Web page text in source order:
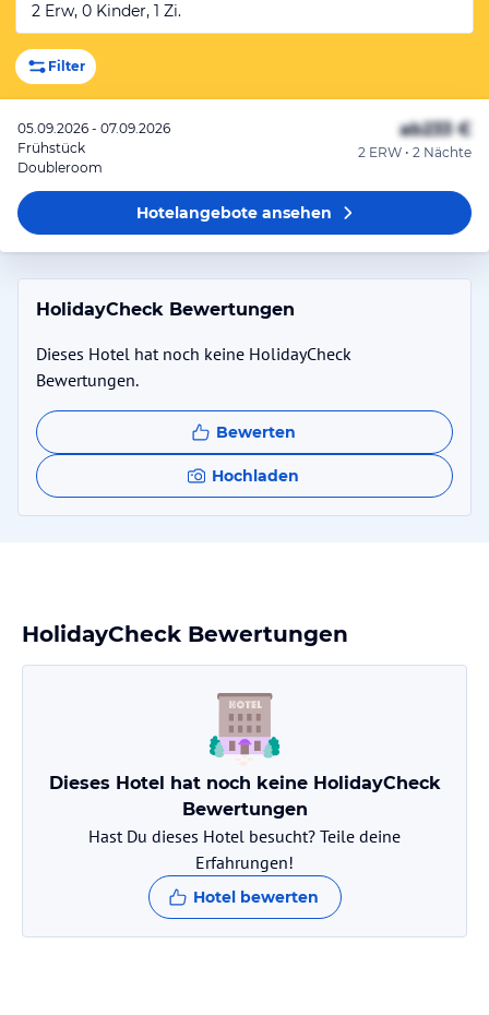
2 Erw, 0 Kinder, 1 Zi.
Filter
05.09.2026 - 07.09.2026
Frühstück
Doubleroom
ab233 €
2 ERW • 2 Nächte
Hotelangeboteansehen
HolidayCheck Bewertungen
Dieses Hotel hat noch keine HolidayCheck
Bewertungen.
Bewerten
Hochladen
HolidayCheck Bewertungen
Dieses Hotel hat noch keine HolidayCheck
Bewertungen
Hast Du dieses Hotel besucht? Teile deine
Erfahrungen!
Hotel bewerten